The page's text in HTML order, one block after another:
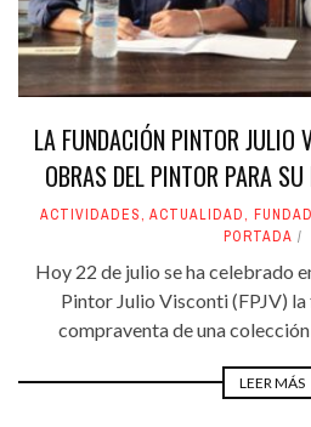
LA FUNDACIÓN PINTOR JULIO
OBRAS DEL PINTOR PARA
ACTIVIDADES, ACTUALIDAD,
PORTADA
Hoy 22 de julio se ha celebrado
Pintor Julio Visconti (FPJV)
compraventa de una colección
LEER MÁS